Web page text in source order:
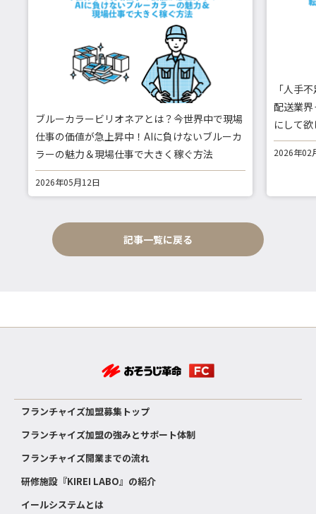
ブルーカラービリオネアとは？今世界中で現場
仕事の価値が急上昇中！AIに負けないブルーカ
ラーの魅力＆現場仕事で大きく稼ぐ方法
2026年05月12日
「人手
配送業
にして
2026年02
記事一覧に戻る
フランチャイズ加盟募集トップ
フランチャイズ加盟の強みとサポート体制
フランチャイズ開業までの流れ
研修施設『KIREI LABO』の紹介
イールシステムとは